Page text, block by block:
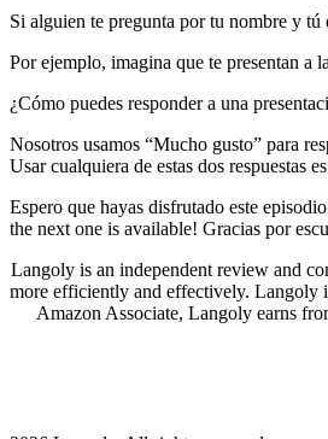
Si alguien te pregunta por tu nombre y tú
Por ejemplo, imagina que te presentan a
¿Cómo puedes responder a una
Nosotros usamos “Mucho gusto” para
Usar cualquiera de estas dos respuestas
Espero que hayas disfrutado este
the next one is available! Gracias por
Langoly is an independent review and
more efficiently and effectively. Langoly
Amazon Associate, Langoly earns